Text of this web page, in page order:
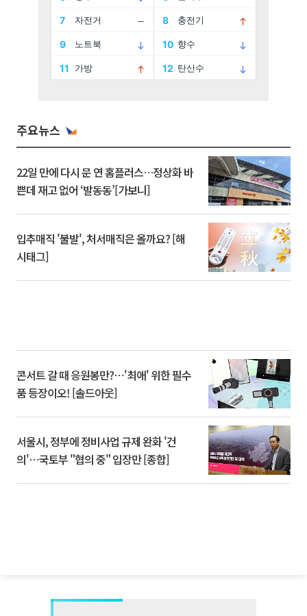
주요뉴스
22일 만에 다시 문 연 홈플러스…정상화 바
쁜데 재고 없어 ‘발동동’[가보니]
입추매직 '불발', 처서매직은 올까요? [해
시태그]
콘서트 갈 때 응원봉만?⋯'최애' 위한 필수
품 등장이오! [솔드아웃]
서울시, 정부에 정비사업 규제 완화 '건
의'⋯국토부 "협의 중" 입장만 [종합]